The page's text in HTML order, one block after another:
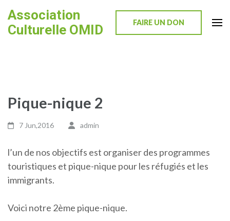
to
content
Association
Culturelle OMID
FAIRE UN DON
Pique-nique 2
7 Jun,2016 admin
l’un de nos objectifs est organiser des programmes
touristiques et pique-nique pour les réfugiés et les
immigrants.
Voici notre 2ème pique-nique.